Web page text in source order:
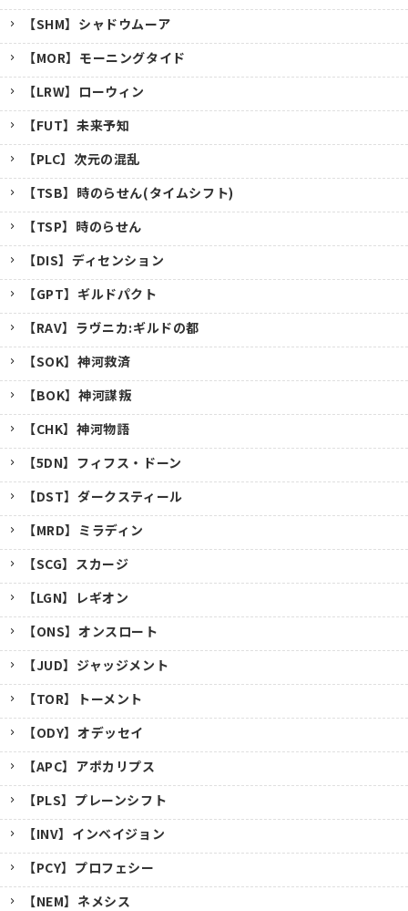
【SHM】シャドウムーア
【MOR】モーニングタイド
【LRW】ローウィン
【FUT】未来予知
【PLC】次元の混乱
【TSB】時のらせん(タイムシフト)
【TSP】時のらせん
【DIS】ディセンション
【GPT】ギルドパクト
【RAV】ラヴニカ:ギルドの都
【SOK】神河救済
【BOK】神河謀叛
【CHK】神河物語
【5DN】フィフス・ドーン
【DST】ダークスティール
【MRD】ミラディン
【SCG】スカージ
【LGN】レギオン
【ONS】オンスロート
【JUD】ジャッジメント
【TOR】トーメント
【ODY】オデッセイ
【APC】アポカリプス
【PLS】プレーンシフト
【INV】インベイジョン
【PCY】プロフェシー
【NEM】ネメシス